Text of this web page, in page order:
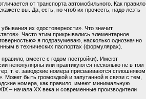
от транспорта автомобильного. Как правило,
вы. Да, есть, но чтоб их прочесть, надо лезть
их «достоверности». Что значит
Часто этим прикрывались элементарное
я подразумеваю, насколько однозначно
в технических паспортах (формулярах).
вместе с годом постройки). Имеют
непопулярны или практикуются несколько не в том
т. е. заводские номера присваиваются сплошняком
быть громоздкой и запутанной в связи с тем,
номера, как правило, имеют минимальную
– начала XX века и современные производители